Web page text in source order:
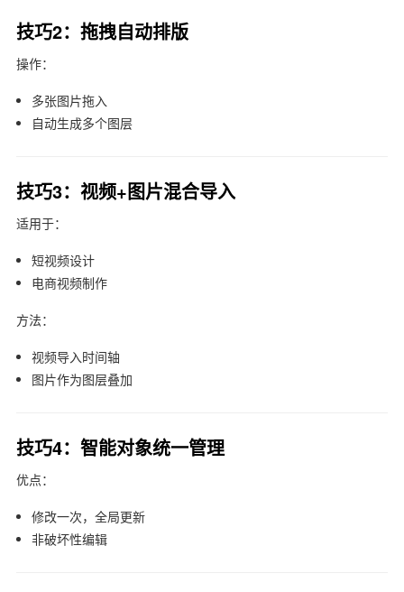
技巧2：拖拽自动排版
操作：
多张图片拖入
自动生成多个图层
技巧3：视频+图片混合导入
适用于：
短视频设计
电商视频制作
方法：
视频导入时间轴
图片作为图层叠加
技巧4：智能对象统一管理
优点：
修改一次，全局更新
非破坏性编辑